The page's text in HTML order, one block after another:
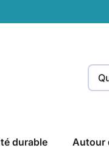
durable Autour